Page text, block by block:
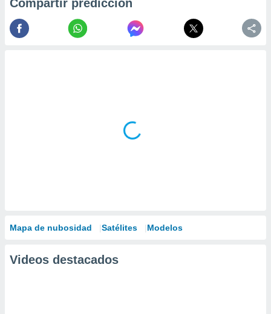
Compartir predicción
Mapa de nubosidad Satélites Modelos
Videos destacados